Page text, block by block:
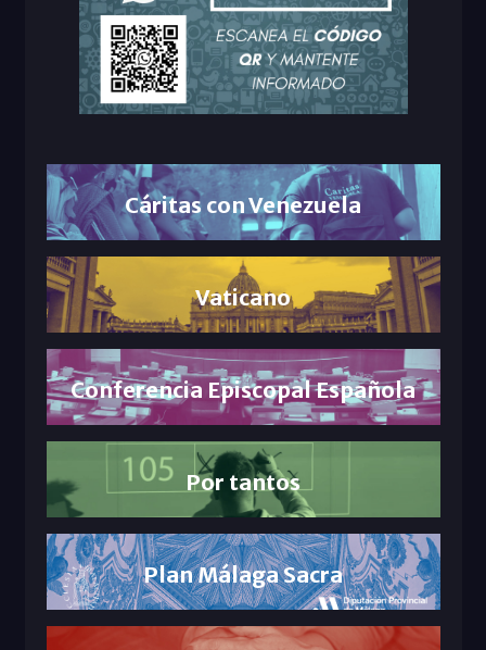
Cáritas con Venezuela
Vaticano
Conferencia Episcopal Española
Por tantos
Plan Málaga Sacra